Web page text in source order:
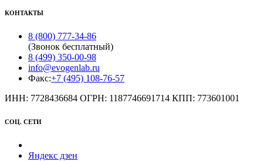
КОНТАКТЫ
8 (800) 777-34-86
(Звонок бесплатный)
8 (499) 350-00-98
info@evogenlab.ru
Факс:+7 (495) 108-76-57
ИНН: 7728436684 ОГРН: 1187746691714 КПП: 773601001
СОЦ. СЕТИ
Яндекс дзен